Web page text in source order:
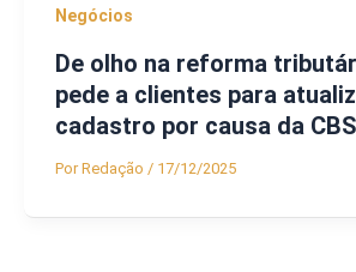
Negócios
De olho na reforma
pede a clientes para
cadastro por causa da
PorRedação / 17/12/2025